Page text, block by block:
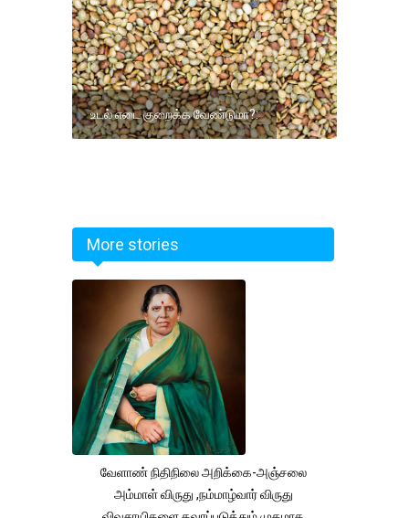
உடல் எடை குறைக்க வேண்டுமா?:
More stories
வேளாண் நிதிநிலை அறிக்கை-அஞ்சலை
அம்மாள் விருது ,நம்மாழ்வார் விருது